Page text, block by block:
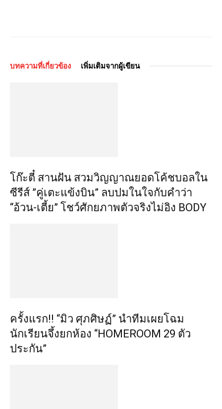
บทความที่เกี่ยวข้อง เพิ่มเติมจากผู้เขียน
โก๊ะตี๋ สานฝัน สวมวิญญาณยอดโค้ชบอลใน
ซีรีส์ ”คู่เตะแข้งบิน” ลบปมในใจกับคำว่า
“อ้วน-เตี้ย” โชว์ศักยภาพตัวจริงไม่อิง BODY
ครั้งแรก!! “มิว ศุภศิษฏ์” นำทีมเผยโฉม
นักเรียนจึ้งยกห้อง “HOMEROOM 29 ตัว
ประกัน”